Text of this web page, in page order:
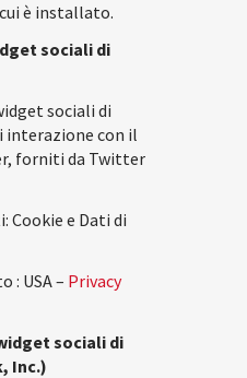
è installato.
sociali di
sociali di
interazione con il
forniti da Twitter
Cookie e Dati di
: USA – Privacy
sociali di
Inc.)